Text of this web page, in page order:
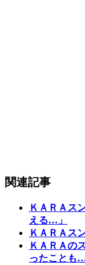
関連記事
ＫＡＲＡス
える…」
ＫＡＲＡス
ＫＡＲＡの
ったことも…